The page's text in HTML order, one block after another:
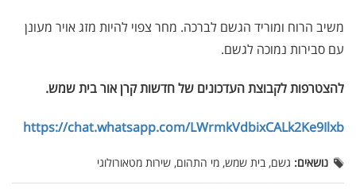
משיב הרוח ומוריד הגשם לברכה. מחר צפוי להיות מזג אויר מעונן
עם סבירות נמוכה לגשם.
להצטרפות לקבוצת העדכונים של חדשות קרן אור בית שמש.
https://chat.whatsapp.com/LWrmkVdbixCALk2Ke9Ilxb
נושאים: גשם, בית שמש, מי התהום, שירות מטאורולוגי